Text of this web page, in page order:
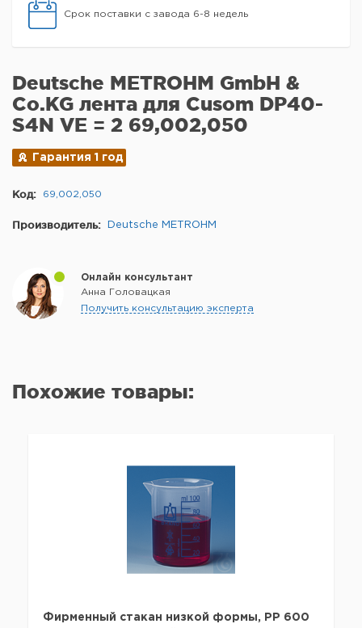
Срок поставки с завода 6-8 недель
Deutsche METROHM GmbH &
Co.KG лента для Cusom DP40-
S4N VE = 2 69,002,050
Гарантия 1 год
Код: 69,002,050
Производитель: Deutsche METROHM
Онлайн консультант
Анна Головацкая
Получить консультацию эксперта
Похожие товары:
Фирменный стакан низкой формы, PP 600